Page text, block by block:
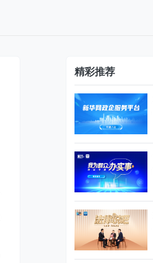
精彩推荐